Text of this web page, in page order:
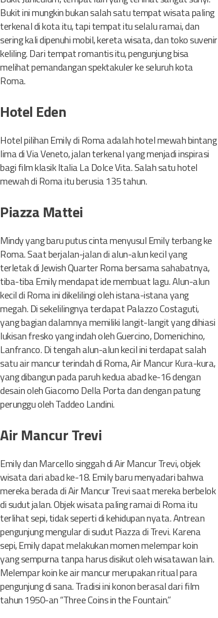
Bukit ini mungkin bukan salah satu tempat wisata paling
terkenal di kota itu, tapi tempat itu selalu ramai, dan
sering kali dipenuhi mobil, kereta wisata, dan toko suvenir
keliling. Dari tempat romantis itu, pengunjung bisa
melihat pemandangan spektakuler ke seluruh kota
Roma.
Hotel Eden
Hotel pilihan Emily di Roma adalah hotel mewah bintang
lima di Via Veneto, jalan terkenal yang menjadi inspirasi
bagi film klasik Italia La Dolce Vita. Salah satu hotel
mewah di Roma itu berusia 135 tahun.
Piazza Mattei
Mindy yang baru putus cinta menyusul Emily terbang ke
Roma. Saat berjalan-jalan di alun-alun kecil yang
terletak di Jewish Quarter Roma bersama sahabatnya,
tiba-tiba Emily mendapat ide membuat lagu. Alun-alun
kecil di Roma ini dikelilingi oleh istana-istana yang
megah. Di sekelilingnya terdapat Palazzo Costaguti,
yang bagian dalamnya memiliki langit-langit yang dihiasi
lukisan fresko yang indah oleh Guercino, Domenichino,
Lanfranco. Di tengah alun-alun kecil ini terdapat salah
satu air mancur terindah di Roma, Air Mancur Kura-kura,
yang dibangun pada paruh kedua abad ke-16 dengan
desain oleh Giacomo Della Porta dan dengan patung
perunggu oleh Taddeo Landini.
Air Mancur Trevi
Emily dan Marcello singgah di Air Mancur Trevi, objek
wisata dari abad ke-18. Emily baru menyadari bahwa
mereka berada di Air Mancur Trevi saat mereka berbelok
di sudut jalan. Objek wisata paling ramai di Roma itu
terlihat sepi, tidak seperti di kehidupan nyata. Antrean
pengunjung mengular di sudut Piazza di Trevi. Karena
sepi, Emily dapat melakukan momen melempar koin
yang sempurna tanpa harus disikut oleh wisatawan lain.
Melempar koin ke air mancur merupakan ritual para
pengunjung di sana. Tradisi ini konon berasal dari film
tahun 1950-an “Three Coins in the Fountain.”